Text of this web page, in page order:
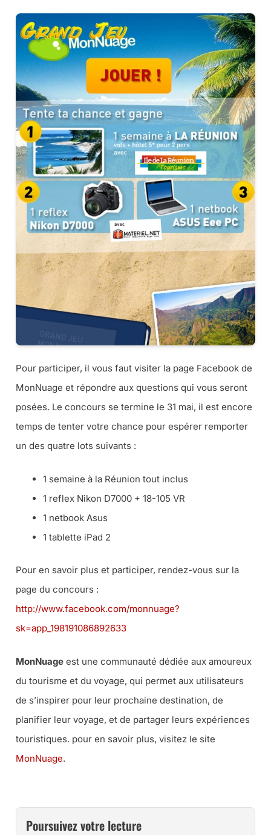
Pour participer, il vous faut visiter la page Facebook de
MonNuage et répondre aux questions qui vous seront
posées. Le concours se termine le 31 mai, il est encore
temps de tenter votre chance pour espérer remporter
un des quatre lots suivants :
1 semaine à la Réunion tout inclus
1 reflex Nikon D7000 + 18-105 VR
1 netbook Asus
1 tablette iPad 2
Pour en savoir plus et participer, rendez-vous sur la
page du concours :
http://www.facebook.com/monnuage?
sk=app_198191086892633
MonNuage est une communauté dédiée aux amoureux
du tourisme et du voyage, qui permet aux utilisateurs
de s’inspirer pour leur prochaine destination, de
planifier leur voyage, et de partager leurs expériences
touristiques. pour en savoir plus, visitez le site
MonNuage.
Poursuivez votre lecture